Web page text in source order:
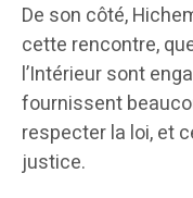
De son côté,
cette rencontre,
l’Intérieur sont
fournissent
respecter la loi, et
justice.